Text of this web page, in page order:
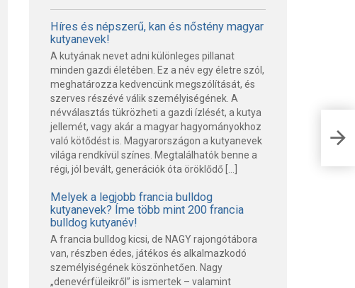
Híres és népszerű, kan és nőstény magyar
kutyanevek!
A kutyának nevet adni különleges pillanat
minden gazdi életében. Ez a név egy életre szól,
meghatározza kedvencünk megszólítását, és
szerves részévé válik személyiségének. A
névválasztás tükrözheti a gazdi ízlését, a kutya
jellemét, vagy akár a magyar hagyományokhoz
való kötődést is. Magyarországon a kutyanevek
világa rendkívül színes. Megtalálhatók benne a
régi, jól bevált, generációk óta öröklődő […]
Melyek a legjobb francia bulldog
kutyanevek? Íme több mint 200 francia
bulldog kutyanév!
A francia bulldog kicsi, de NAGY rajongótábora
van, részben édes, játékos és alkalmazkodó
személyiségének köszönhetően. Nagy
„denevérfüleikről” is ismertek – valamint